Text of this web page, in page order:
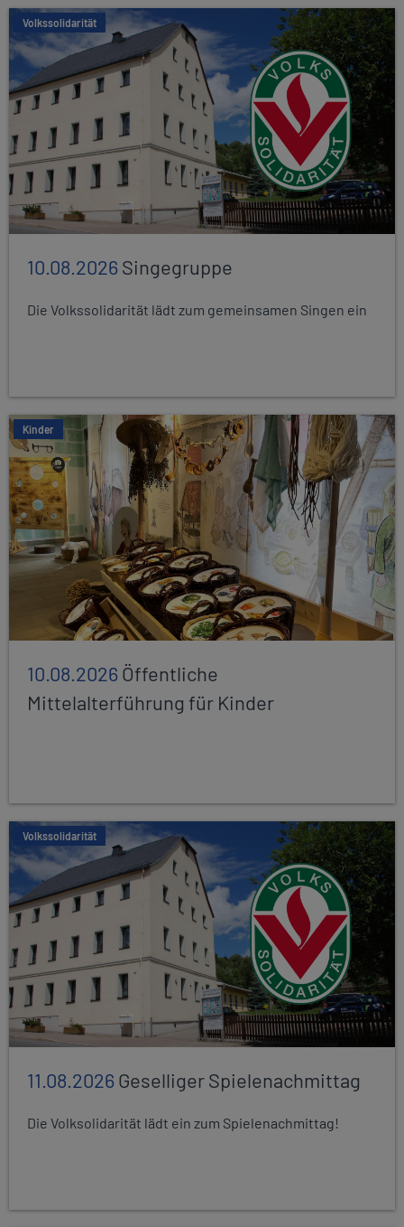
Volkssolidarität
10.08.2026Singegruppe
Die Volkssolidarität lädt zum gemeinsamen Singen ein
Kinder
10.08.2026Öffentliche
Mittelalterführung für Kinder
Volkssolidarität
11.08.2026Geselliger Spielenachmittag
Die Volksolidarität lädt ein zum Spielenachmittag!